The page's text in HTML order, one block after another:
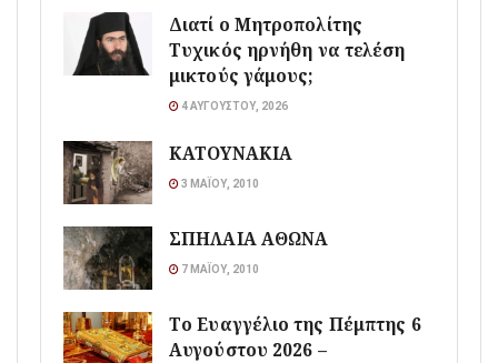
Διατί ο Μητροπολίτης
Τυχικός ηρνήθη να τελέση
μικτούς γάμους;
4 ΑΥΓΟΎΣΤΟΥ, 2026
ΚΑΤΟΥΝΑΚΙΑ
3 ΜΑΪ́ΟΥ, 2010
ΣΠΗΛΑΙΑ ΑΘΩΝΑ
7 ΜΑΪ́ΟΥ, 2010
Το Ευαγγέλιο της Πέμπτης 6
Αυγούστου 2026 –